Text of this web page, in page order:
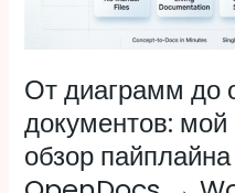
От диаграмм до
документов: мой
обзор
практический
Visual
Paradigm
OpenDocs